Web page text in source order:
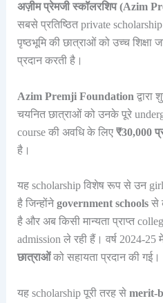
अज़ीम प्रेमजी स्कॉलरशिप (Azim
सबसे प्रतिष्ठित private
पृष्ठभूमि की छात्राओं को उच्च शिक्षा
प्रदान करती है।
Azim Premji Foundation
चयनित छात्राओं को उनके पूरे
course की अवधि के लिए ₹30,000
है।
यह scholarship विशेष रूप से उन
है जिन्होंनेgovernment schoolsसे
है और अब किसी मान्यता प्राप्त
admission ले रही हैं। वर्ष 2024-
छात्राओंको सहायता प्रदान की गई।
यह scholarship पूरी तरह से merit-